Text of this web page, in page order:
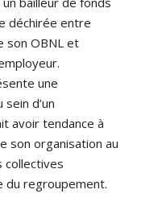
déchirée entre
son OBNL et
une
d’un
avoir tendance à
son organisation au
collectives
du regroupement.